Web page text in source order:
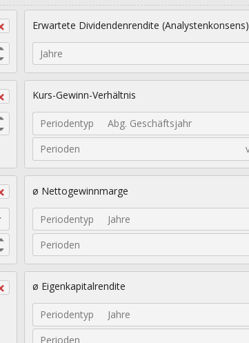
Erwartete Dividendenrendite (Analystenkonsens)
Jahre
Kurs-Gewinn-Verhältnis
Periodentyp
Abg. Geschäftsjahr
Perioden
ø Nettogewinnmarge
Periodentyp
Jahre
Perioden
ø Eigenkapitalrendite
Periodentyp
Jahre
Perioden